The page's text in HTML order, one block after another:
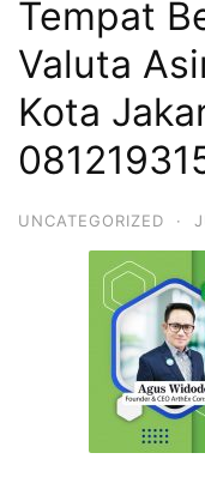
Tempat
Valuta
Kota
UNCATEGORIZED ·